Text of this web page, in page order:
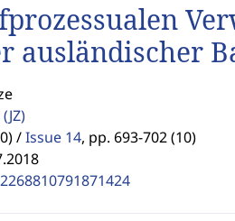
ausländischer
(JZ)
/ Issue 14, pp. 693-702 (10)